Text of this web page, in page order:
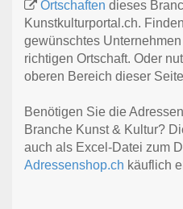
Ortschaften dieses
Kunstkulturportal.ch.
gewünschtes
richtigen Ortschaft. Oder
oberen Bereich dieser
Benötigen Sie die
Branche Kunst & Kultur?
auch als Excel-Datei zum
Adressenshop.ch käuflich